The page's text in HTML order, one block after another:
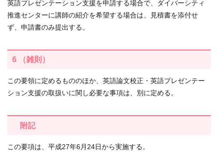
英語プレゼンテーション支援を申請する場合で、ダイバーシティ
推進センターに講師の紹介を希望する場合は、見積書を添付せ
ず、申請書のみ提出する。
6 （雑則）
この要領に定めるもののほか、英語論文校正・英語プレゼンテー
ション支援の取扱いに関し必要な事項は、別に定める。
附記
この要項は、平成27年6月24日から実施する。